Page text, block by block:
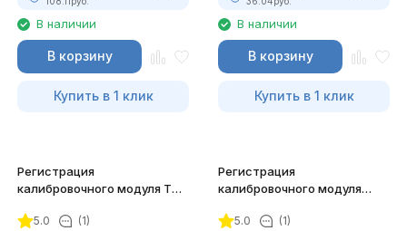
В наличии
В корзину
Купить в 1 клик
В наличии
В корзину
Купить в 1 клик
Регистрация
калибровочного модуля ТКР
5.0 (1)
Регистрация
калибровочного модуля
АСКАН-10
5.0 (1)